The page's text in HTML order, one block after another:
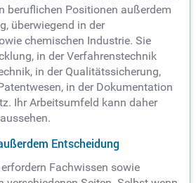
beruflichen Positionen außerdem
überwiegend in der
chemischen Industrie. Sie
in der Verfahrenstechnik
in der Qualitätssicherung,
in der Dokumentation
Ihr Arbeitsumfeld kann daher
Entscheidung
Fachwissen sowie